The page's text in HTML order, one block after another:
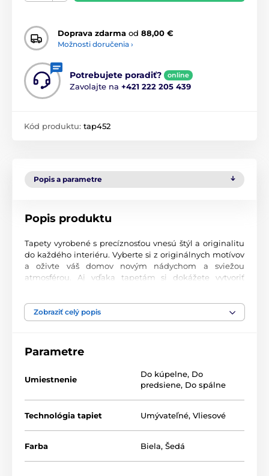
Doprava zdarma od 88,00 €
Možnosti doručenia ›
Potrebujete poradiť? online
Zavolajte na +421 222 205 439
Kód produktu: tap452
Popis a parametre
Popis produktu
Tapety vyrobené s precíznosťou vnesú štýl a originalitu
do každého interiéru. Vyberte si z originálnych motívov
a oživte váš domov novým nádychom a sviežou
atmosférou. Aj vďaka tapetám si dokážete vytvoriť
Najvyššia kvalita tlače
miestnosti. Tlačia sa na kvalitný vlies s jemným
technológii sa vyznačujú výbornou odolnosťou a
Dostupné rozmery a typy tapiet (v cm – šírka x
výška)
Tapety sú vyrábané v rôznych veľkostiach, pričom každá
Zobraziť celý popis
Parametre
Umiestnenie
Do kúpelne, Do
predsiene, Do spálne
Technológia tapiet Umývateľné, Vliesové
Farba Biela, Šedá